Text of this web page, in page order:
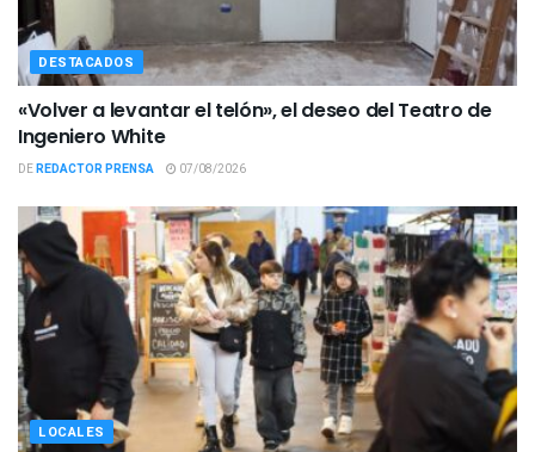
DESTACADOS
«Volver a levantar el telón», el deseo del Teatro de
Ingeniero White
DEREDACTOR PRENSA 07/08/2026
LOCALES